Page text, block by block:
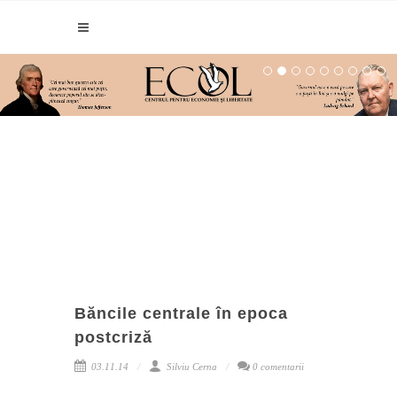
Băncile centrale în epoca
postcriză
03.11.14 Silviu Cerna 0 comentarii